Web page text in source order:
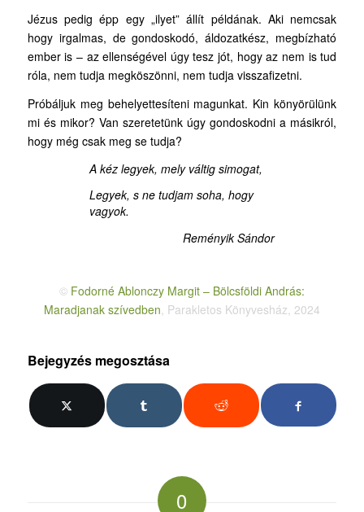
Jézus pedig épp egy „ilyet” állít példának. Aki nemcsak
hogy irgalmas, de gondoskodó, áldozatkész, megbízható
ember is – az ellenségével úgy tesz jót, hogy az nem is tud
róla, nem tudja megköszönni, nem tudja visszafizetni.
Próbáljuk meg behelyettesíteni magunkat. Kin könyörülünk
mi és mikor? Van szeretetünk úgy gondoskodni a másikról,
hogy még csak meg se tudja?
A kéz legyek, mely váltig simogat,
Legyek, s ne tudjam soha, hogy
vagyok.
Reményik Sándor
© Fodorné Ablonczy Margit – Bölcsföldi András:
Maradjanak szívedben , Parakletos Könyvesház, 2024
Bejegyzés megosztása
0